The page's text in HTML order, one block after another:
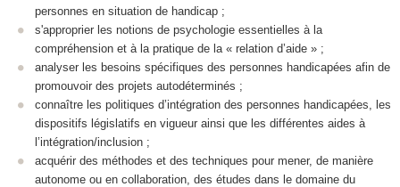
personnes en situation de handicap ;
s'approprier les notions de psychologie essentielles à la
compréhension et à la pratique de la « relation d’aide » ;
analyser les besoins spécifiques des personnes handi­capées afin de
promouvoir des projets autodéterminés ;
connaître les politiques d’intégration des personnes handi­capées, les
dispositifs législatifs en vigueur ainsi que les différentes aides à
l’intégration/inclusion ;
acquérir des méthodes et des techniques pour mener, de manière
autonome ou en collaboration, des études dans le domaine du